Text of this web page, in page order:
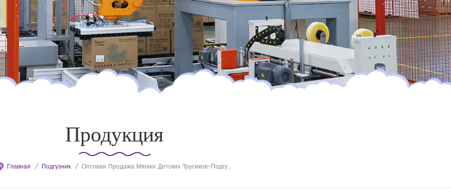
Продукция
Главная / Подгузник / Оптовая Продажа Мягких Детских Трусиков-Подгузников На Заказ